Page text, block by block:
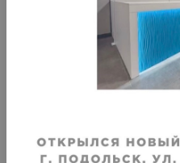
VIP крашение сумки кожа или
замша